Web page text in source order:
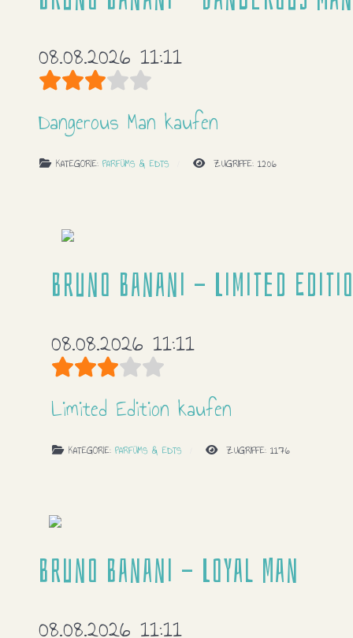
08.08.2026 11:11
Bewertung: 3/
Dangerous Man kaufen
KATEGORIE: PARFÜMS & EDTS ZUGRIFFE: 1206
Bruno Banani - Limited
08.08.2026 11:11
Bewertung: 3/
Limited Edition kaufen
KATEGORIE: PARFÜMS & EDTS ZUGRIFFE: 1176
Bruno Banani - Loyal Man
08.08.2026 11:11